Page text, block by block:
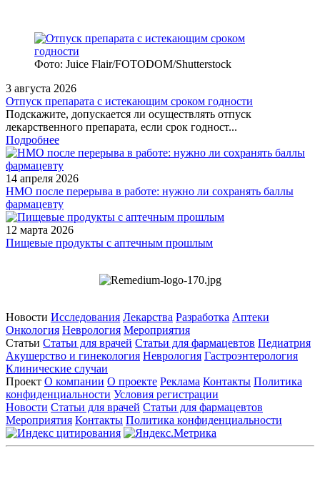
Фото: Juice Flair/FOTODOM/Shutterstoсk
3 августа 2026
Отпуск препарата с истекающим сроком годности
Подскажите, допускается ли осуществлять отпуск
лекарственного препарата, если срок годност...
Подробнее
14 апреля 2026
НМО после перерыва в работе: нужно ли сохранять баллы
фармацевту
12 марта 2026
Пищевые продукты с аптечным прошлым
Новости Исследования Лекарства Разработка Аптеки
Онкология Неврология Мероприятия
Статьи Статьи для врачей Статьи для фармацевтов Педиатрия
Акушерство и гинекология Неврология Гастроэнтерология
Клинические случаи
Проект О компании О проекте Реклама Контакты Политика
конфиденциальности Условия регистрации
Новости Статьи для врачей Статьи для фармацевтов
Мероприятия Контакты Политика конфиденциальности